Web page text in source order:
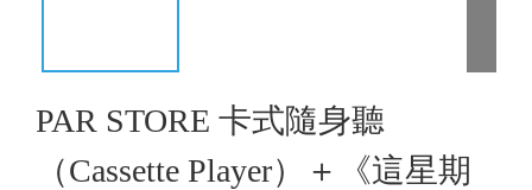
PAR STORE 卡式隨身聽
（Cassette Player）＋《這星期